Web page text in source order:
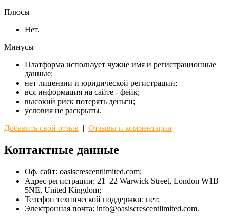
Плюсы
Нет.
Минусы
Платформа использует чужие имя и регистрационные
данные;
нет лицензии и юридической регистрации;
вся информация на сайте - фейк;
высокий риск потерять деньги;
условия не раскрыты.
Добавить свой отзыв | Отзывы и комментарии
Контактные данные
Оф. сайт: oasiscrescentlimited.com;
Адрес регистрации: 21–22 Warwick Street, London W1B
5NE, United Kingdom;
Телефон технической поддержки: нет;
Электронная почта: info@oasiscrescentlimited.com.